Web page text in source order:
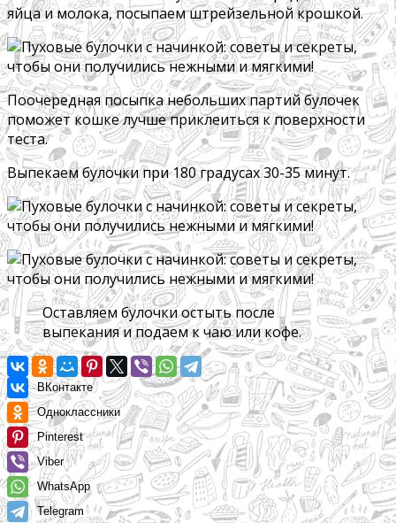
яйца и молока, посыпаем штрейзельной крошкой.
Поочередная посыпка небольших партий булочек
поможет кошке лучше приклеиться к поверхности
теста.
Выпекаем булочки при 180 градусах 30-35 минут.
Оставляем булочки остыть после
выпекания и подаем к чаю или кофе.
ВКонтакте
Одноклассники
Pinterest
Viber
WhatsApp
Telegram